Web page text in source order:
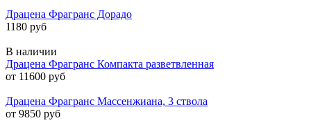
Драцена Фрагранс Дорадо
1180 руб
В наличии
Драцена Фрагранс Компакта разветвленная
от 11600 руб
Драцена Фрагранс Массенжиана, 3 ствола
от 9850 руб